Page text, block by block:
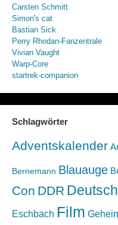
Carsten Schmitt
Simon's cat
Bastian Sick
Perry Rhodan-Fanzentrale
Vivian Vaught
Warp-Core
startrek-companion
Schlagwörter
Adventskalender
Bernemann Blauauge
Con DDR
Eschbach Film